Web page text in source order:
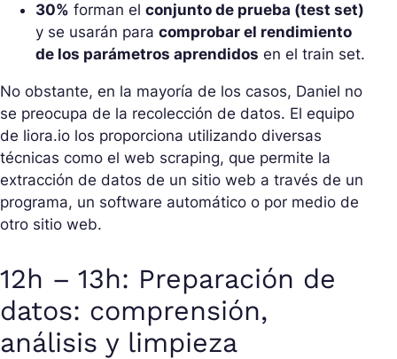
30% forman el conjunto de prueba (test set)
y se usarán para comprobar el rendimiento
de los parámetros aprendidos en el train set.
No obstante, en la mayoría de los casos, Daniel no
se preocupa de la recolección de datos. El equipo
de liora.io los proporciona utilizando diversas
técnicas como el web scraping, que permite la
extracción de datos de un sitio web a través de un
programa, un software automático o por medio de
otro sitio web.
12h – 13h: Preparación de
datos: comprensión,
análisis y limpieza